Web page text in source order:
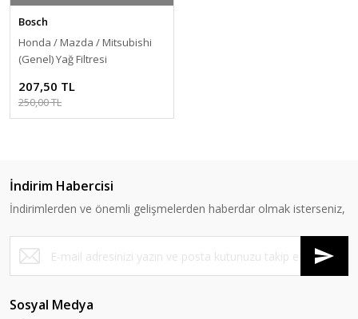
Bosch
Honda / Mazda / Mitsubishi
(Genel) Yağ Filtresi
207,50 TL
250,00 TL
İndirim Habercisi
İndirimlerden ve önemli gelişmelerden haberdar olmak isterseniz,
Sosyal Medya